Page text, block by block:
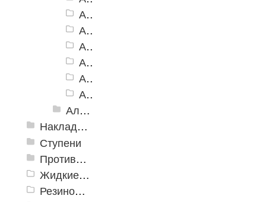
Алюминиевый угол-порог АУ-98, желтый
Алюминиевый угол-порог АУ-98, красный
Алюминиевый угол-порог АУ-98, зеленый
Алюминиевый угол-порог АУ-98, синий
Алюминиевый угол-порог АУ-98, белый
Алюминиевый угол-порог АУ-98, голубой
Алюминиевый угол-порог с пятью резиновыми вставками АУ-160
Накладки противоскользящие резиновые
Ступени
Противоскользящие ленты
Жидкие противоскользящие средства
Резиновый профиль с алюминиевой вставкой «NoSlip»